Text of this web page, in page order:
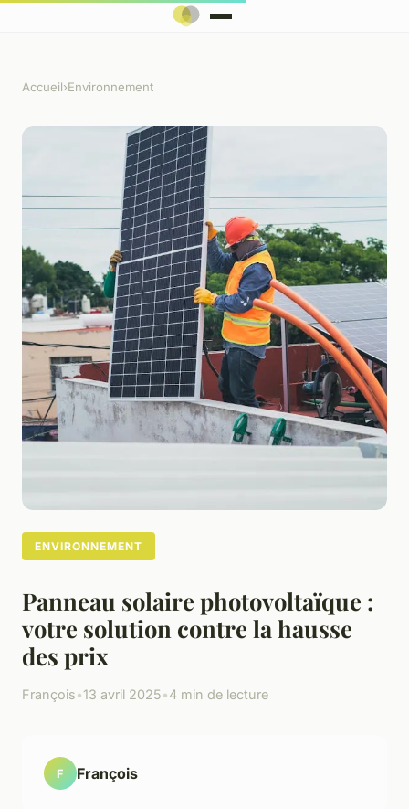
Accueil›Environnement
ENVIRONNEMENT
Panneau solaire photovoltaïque :
votre solution contre la hausse
des prix
François•13 avril 2025•4 min de lecture
F François